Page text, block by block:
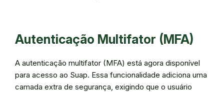
Autenticação Multifator (MFA)
A autenticação multifator (MFA) está agora disponível
para acesso ao Suap. Essa funcionalidade adiciona uma
camada extra de segurança, exigindo que o usuário